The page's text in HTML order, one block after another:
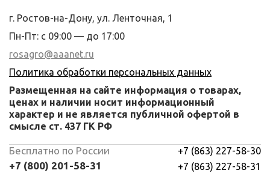
г. Ростов-на-Дону, ул. Ленточная, 1
Пн-Пт: с 09:00 — до 17:00
rosagro@aaanet.ru
Политика обработки персональных данных
Размещенная на сайте информация о товарах,
ценах и наличии носит информационный
характер и не является публичной офертой в
смысле ст. 437 ГК РФ
Бесплатно по России
+7 (800) 201-58-31
+7 (863) 227-58-30
+7 (863) 227-58-31